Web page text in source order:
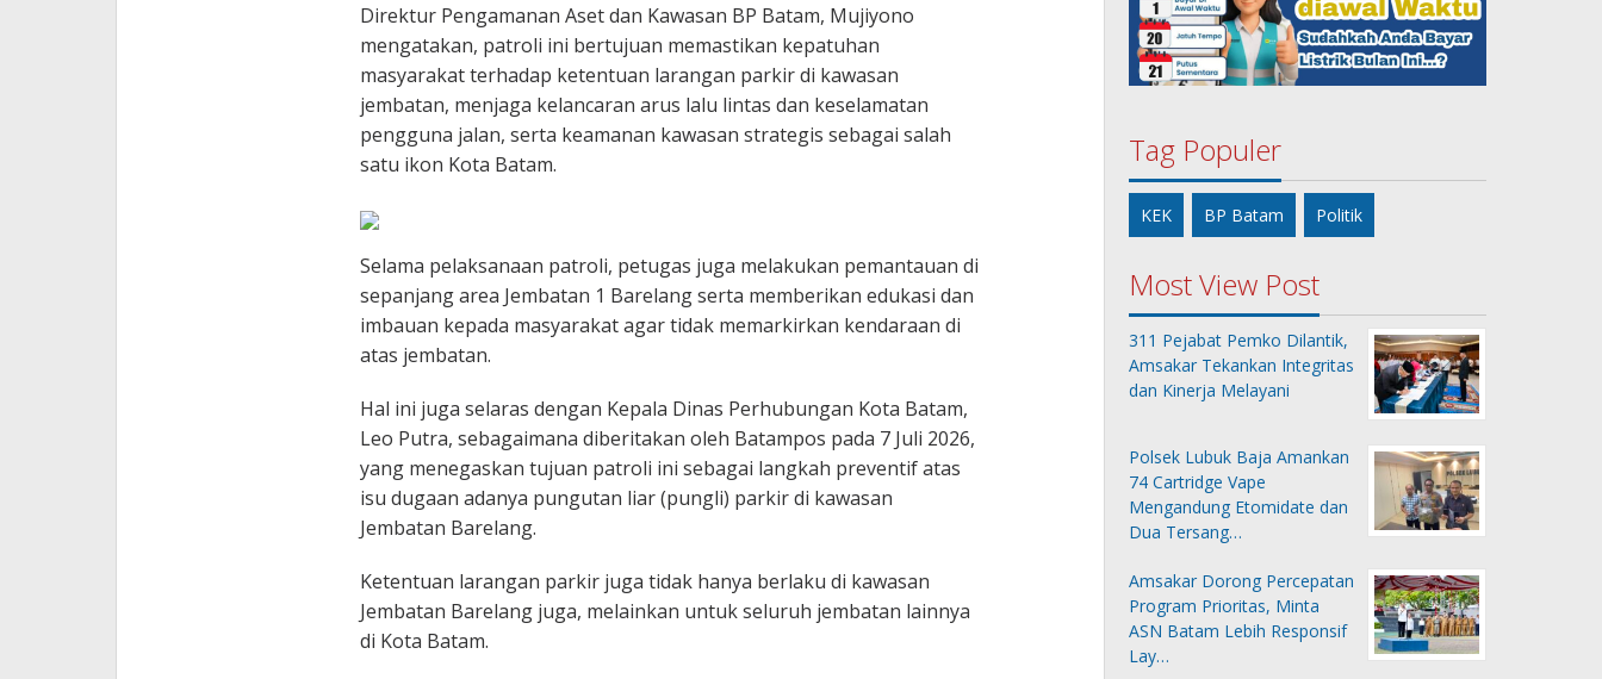
Direktur Pengamanan Aset dan Kawasan BP Batam, Mujiyono
mengatakan, patroli ini bertujuan memastikan kepatuhan
masyarakat terhadap ketentuan larangan parkir di kawasan
jembatan, menjaga kelancaran arus lalu lintas dan keselamatan
pengguna jalan, serta keamanan kawasan strategis sebagai salah
satu ikon Kota Batam.
Selama pelaksanaan patroli, petugas juga melakukan pemantauan di
sepanjang area Jembatan 1 Barelang serta memberikan edukasi dan
imbauan kepada masyarakat agar tidak memarkirkan kendaraan di
atas jembatan.
Hal ini juga selaras dengan Kepala Dinas Perhubungan Kota Batam,
Leo Putra, sebagaimana diberitakan oleh Batampos pada 7 Juli 2026,
yang menegaskan tujuan patroli ini sebagai langkah preventif atas
isu dugaan adanya pungutan liar (pungli) parkir di kawasan
Jembatan Barelang.
Ketentuan larangan parkir juga tidak hanya berlaku di kawasan
Jembatan Barelang juga, melainkan untuk seluruh jembatan lainnya
di Kota Batam.
Tag Populer
KEK BP Batam Politik
Most View Post
311 Pejabat Pemko Dilantik,
Amsakar Tekankan Integritas
dan Kinerja Melayani
Polsek Lubuk Baja Amankan
74 Cartridge Vape
Mengandung Etomidate dan
Dua Tersang…
Amsakar Dorong Percepatan
Program Prioritas, Minta
ASN Batam Lebih Responsif
Lay…